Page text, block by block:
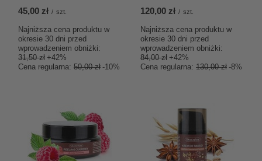
45,00 zł / szt.
Najniższa cena produktu w
okresie 30 dni przed
wprowadzeniem obniżki:
31,50 zł +42%
Cena regularna: 50,00 zł -10%
120,00 zł / szt.
Najniższa cena produktu w
okresie 30 dni przed
wprowadzeniem obniżki:
84,00 zł +42%
Cena regularna: 130,00 zł -8%